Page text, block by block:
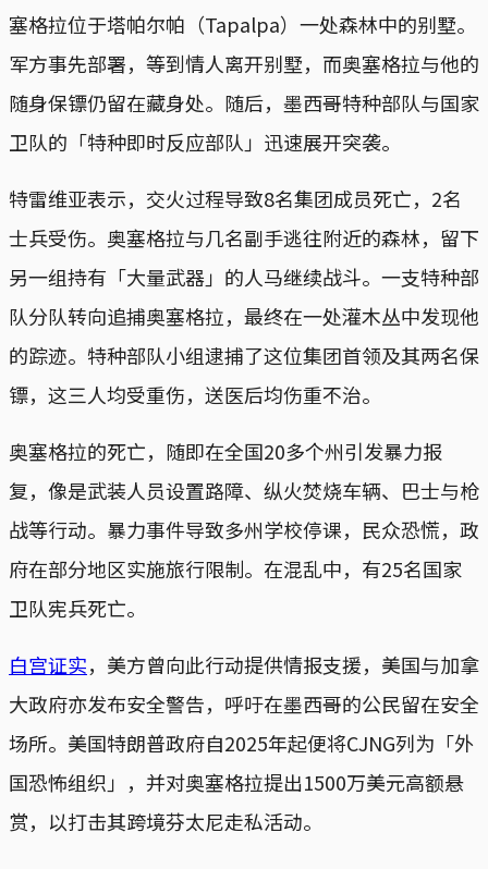
塞格拉位于塔帕尔帕（Tapalpa）一处森林中的别墅。
军方事先部署，等到情人离开别墅，而奥塞格拉与他的
随身保镖仍留在藏身处。随后，墨西哥特种部队与国家
卫队的「特种即时反应部队」迅速展开突袭。
特雷维亚表示，交火过程导致8名集团成员死亡，2名
士兵受伤。奥塞格拉与几名副手逃往附近的森林，留下
另一组持有「大量武器」的人马继续战斗。一支特种部
队分队转向追捕奥塞格拉，最终在一处灌木丛中发现他
的踪迹。特种部队小组逮捕了这位集团首领及其两名保
镖，这三人均受重伤，送医后均伤重不治。
奥塞格拉的死亡，随即在全国20多个州引发暴力报
复，像是武装人员设置路障、纵火焚烧车辆、巴士与枪
战等行动。暴力事件导致多州学校停课，民众恐慌，政
府在部分地区实施旅行限制。在混乱中，有25名国家
卫队宪兵死亡。
白宫证实，美方曾向此行动提供情报支援，美国与加拿
大政府亦发布安全警告，呼吁在墨西哥的公民留在安全
场所。美国特朗普政府自2025年起便将CJNG列为「外
国恐怖组织」，并对奥塞格拉提出1500万美元高额悬
赏，以打击其跨境芬太尼走私活动。